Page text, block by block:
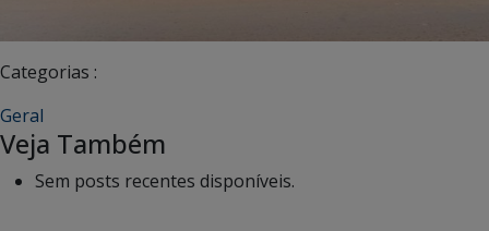
Categorias :
Geral
Veja Também
Sem posts recentes disponíveis.